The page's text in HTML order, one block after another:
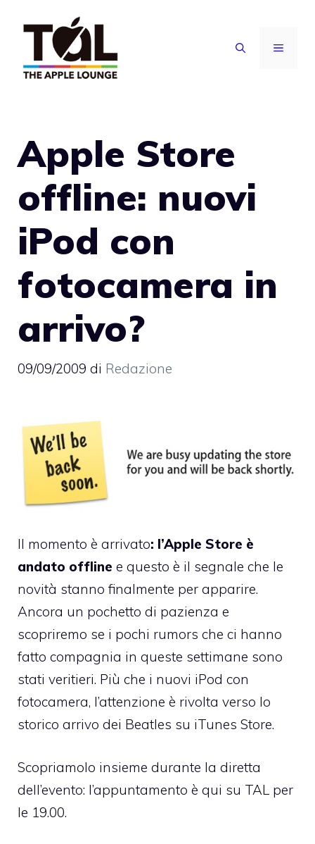
contenuto
MENU
Apple Store
offline: nuovi
iPod con
fotocamera in
arrivo?
09/09/2009 di Redazione
Il momento è arrivato: l’Apple Store è
andato offline e questo è il segnale che le
novità stanno finalmente per apparire.
Ancora un pochetto di pazienza e
scopriremo se i pochi rumors che ci hanno
fatto compagnia in queste settimane sono
stati veritieri. Più che i nuovi iPod con
fotocamera, l’attenzione è rivolta verso lo
storico arrivo dei Beatles su iTunes Store.
Scopriamolo insieme durante la diretta
dell’evento: l’appuntamento è qui su TAL per
le 19.00.